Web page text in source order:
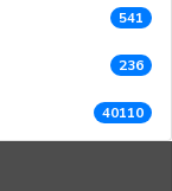
541
236
40110